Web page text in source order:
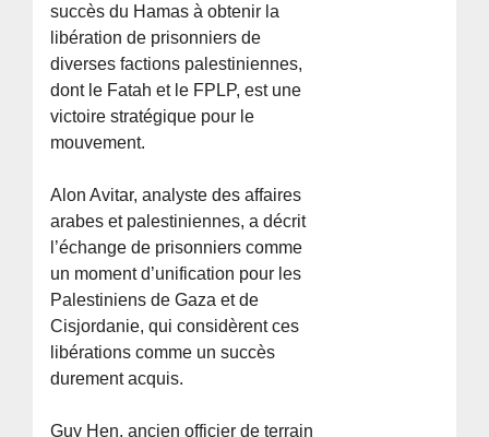
succès du Hamas à obtenir la
libération de prisonniers de
diverses factions palestiniennes,
dont le Fatah et le FPLP, est une
victoire stratégique pour le
mouvement.
Alon Avitar, analyste des affaires
arabes et palestiniennes, a décrit
l’échange de prisonniers comme
un moment d’unification pour les
Palestiniens de Gaza et de
Cisjordanie, qui considèrent ces
libérations comme un succès
durement acquis.
Guy Hen, ancien officier de terrain